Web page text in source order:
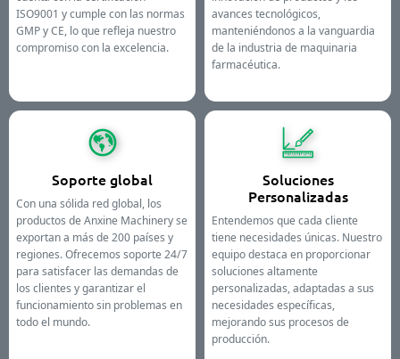
ISO9001 y cumple con las normas
GMP y CE, lo que refleja nuestro
compromiso con la excelencia.
avances tecnológicos,
manteniéndonos a la vanguardia
de la industria de maquinaria
farmacéutica.
Soporte global
Con una sólida red global, los
productos de Anxine Machinery se
exportan a más de 200 países y
regiones. Ofrecemos soporte 24/7
para satisfacer las demandas de
los clientes y garantizar el
funcionamiento sin problemas en
todo el mundo.
Soluciones
Personalizadas
Entendemos que cada cliente
tiene necesidades únicas. Nuestro
equipo destaca en proporcionar
soluciones altamente
personalizadas, adaptadas a sus
necesidades específicas,
mejorando sus procesos de
producción.